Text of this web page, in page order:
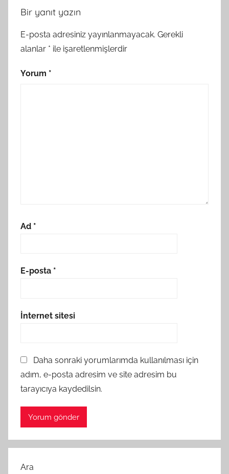
Bir yanıt yazın
E-posta adresiniz yayınlanmayacak. Gerekli
alanlar * ile işaretlenmişlerdir
Yorum *
Ad *
E-posta *
İnternet sitesi
Daha sonraki yorumlarımda kullanılması için
adım, e-posta adresim ve site adresim bu
tarayıcıya kaydedilsin.
Ara